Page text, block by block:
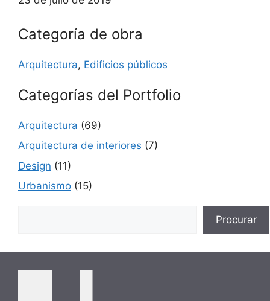
Categoría de obra
Arquitectura, Edificios públicos
Categorías del Portfolio
Arquitectura (69)
Arquitectura de interiores (7)
Design (11)
Urbanismo (15)
Procurar